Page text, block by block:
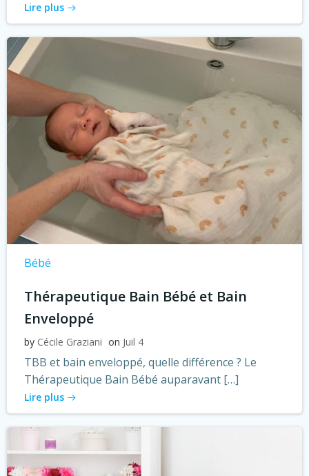
Lire plus
Bébé
Thérapeutique Bain Bébé et Bain
Enveloppé
by Cécile Graziani on Juil 4
TBB et bain enveloppé, quelle différence ? Le
Thérapeutique Bain Bébé auparavant […]
Lire plus